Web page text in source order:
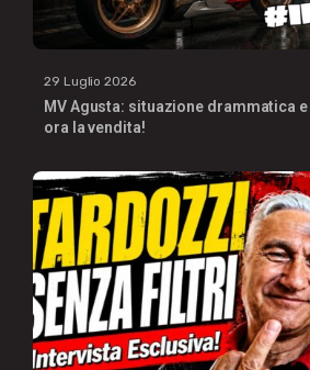
29 Luglio 2026
MV Agusta: situazione drammatica
ora la vendita!